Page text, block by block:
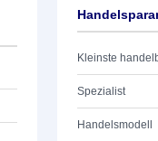
Kleinste
Spezialist
Handelsmodell